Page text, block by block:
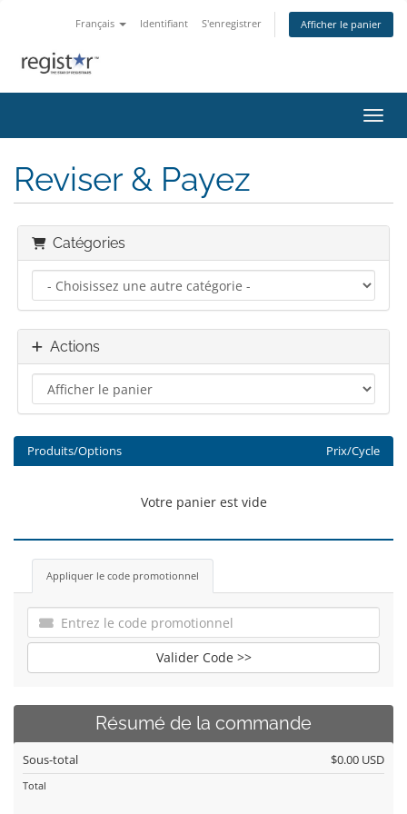
Français Identifiant S'enregistrer Afficher le panier
Reviser & Payez
Catégories
Actions
Produits/Options Prix/Cycle
Votre panier est vide
Appliquer le code promotionnel
Valider Code >>
Résumé de la commande
Sous-total $0.00 USD
Total